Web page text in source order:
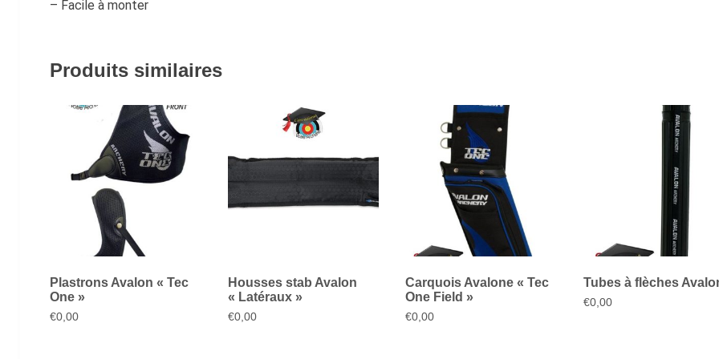
– Facile à monter
Produits similaires
Plastrons Avalon « Tec
One »
€0,00
Housses stab Avalon
« Latéraux »
€0,00
Carquois Avalone « Tec
One Field »
€0,00
Tubes à flèches
€0,00